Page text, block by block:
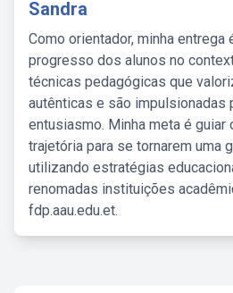
Sandra
Como orientador, minha entrega
progresso dos alunos no
técnicas pedagógicas que
autênticas e são impulsionadas
entusiasmo. Minha meta é
trajetória para se tornarem uma
utilizando estratégias
renomadas instituições
fdp.aau.edu.et.